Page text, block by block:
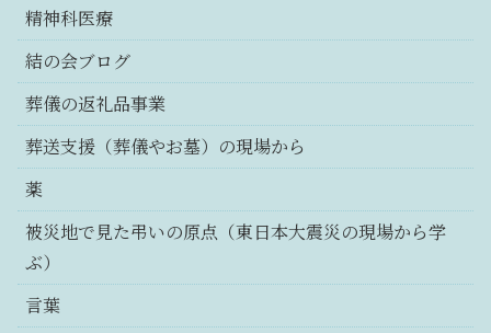
精神科医療
結の会ブログ
葬儀の返礼品事業
葬送支援（葬儀やお墓）の現場から
薬
被災地で見た弔いの原点（東日本大震災の現場から学
ぶ）
言葉